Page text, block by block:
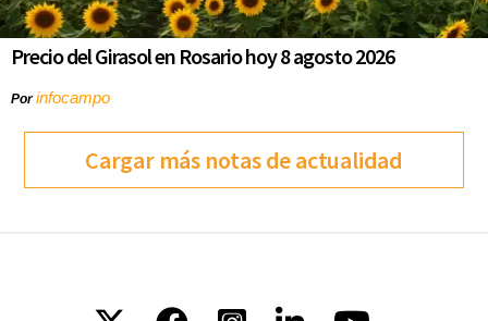
Precio del Girasol en Rosario hoy 8 agosto 2026
Porinfocampo
Cargar más notas de actualidad